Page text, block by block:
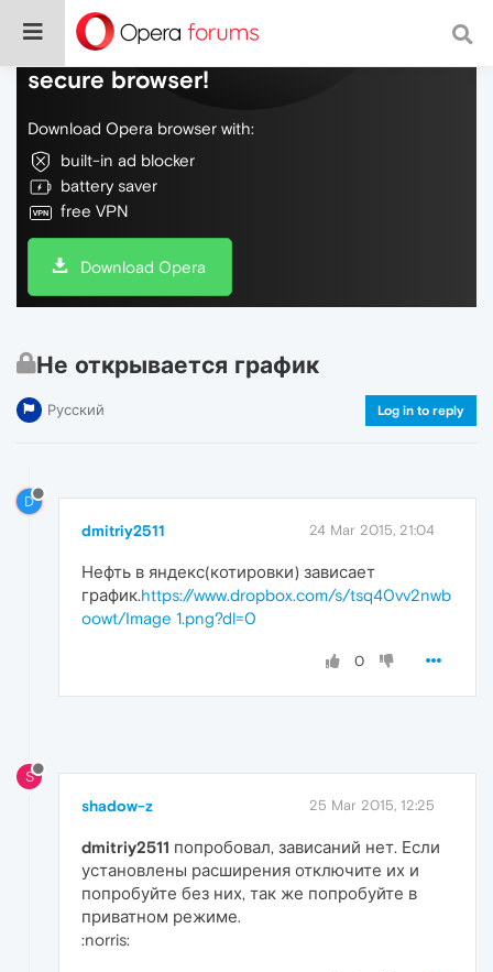
Do more on the web, with a fast and
secure browser!
Download Opera browser with:
built-in ad blocker
battery saver
free VPN
Download Opera
Не открывается график
Русский Log in to reply
D
dmitriy2511 24 Mar 2015, 21:04
Нефть в яндекс(котировки) зависает
график.https://www.dropbox.com/s/tsq40vv2nwb
oowt/Image 1.png?dl=0
0
S
shadow-z 25 Mar 2015, 12:25
dmitriy2511 попробовал, зависаний нет. Если
установлены расширения отключите их и
попробуйте без них, так же попробуйте в
приватном режиме.
:norris: